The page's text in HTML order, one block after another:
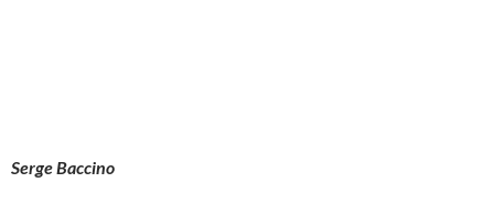
Serge Baccino